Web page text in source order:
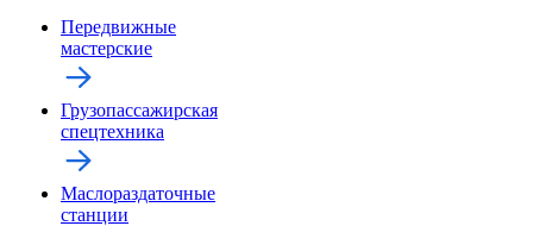
Передвижные
мастерские
Грузопассажирская
спецтехника
Маслораздаточные
станции